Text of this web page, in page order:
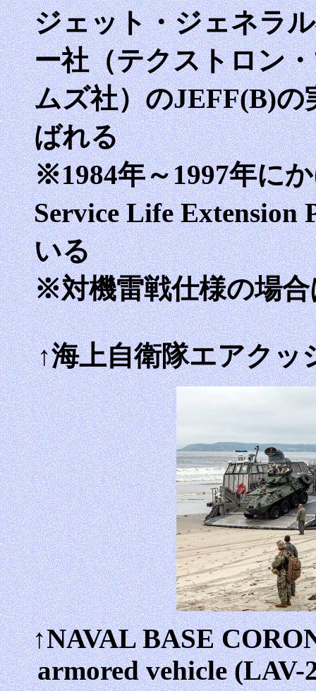
ジェット・ジェネラ
ー社（テクストロン
ムズ社）のJEFF(B)の
ばれる
※1984年～1997年に
Service Life Extension
いる
※対機雷戦仕様の場
↑海上自衛隊エアクッ
↑NAVAL BASE
armored vehicle